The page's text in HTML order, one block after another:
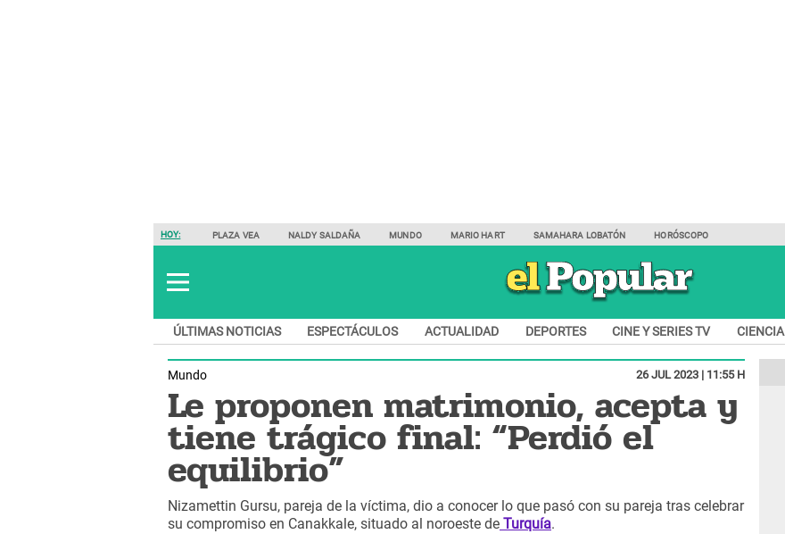
HOY: PLAZA VEA NALDY SALDAÑA MUNDO MARIO HART SAMAHARA LOBATÓN HORÓSCOPO
ÚLTIMAS NOTICIAS ESPECTÁCULOS ACTUALIDAD DEPORTES CINE Y SERIES TV CIENCIA
Mundo 26 JUL 2023 | 11:55 H
Le proponen matrimonio, acepta y
tiene trágico final: “Perdió el
equilibrio”
Nizamettin Gursu, pareja de la víctima, dio a conocer lo que pasó con su pareja tras celebrar
su compromiso en Canakkale, situado al noroeste de Turquía.